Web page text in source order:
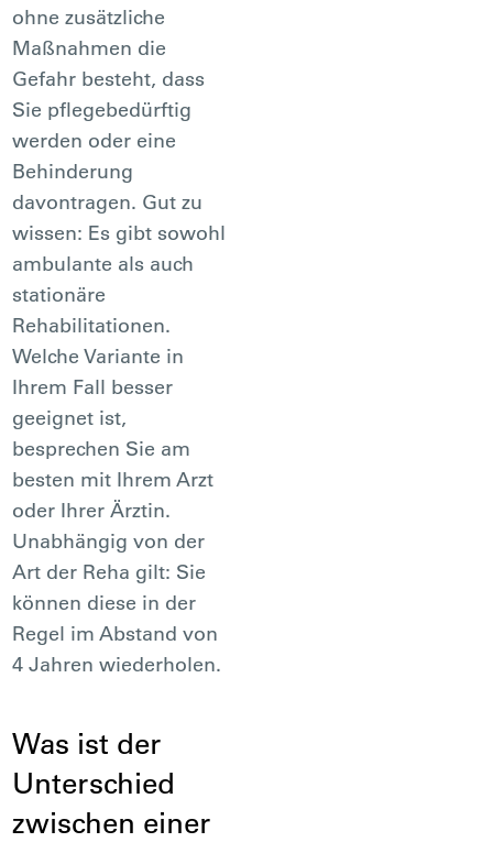
ohne zusätzliche
Maßnahmen die
Gefahr besteht, dass
Sie pflegebedürftig
werden oder eine
Behinderung
davontragen. Gut zu
wissen: Es gibt sowohl
ambulante als auch
stationäre
Rehabilitationen.
Welche Variante in
Ihrem Fall besser
geeignet ist,
besprechen Sie am
besten mit Ihrem Arzt
oder Ihrer Ärztin.
Unabhängig von der
Art der Reha gilt: Sie
können diese in der
Regel im Abstand von
4 Jahren wiederholen.
Was ist der
Unterschied
zwischen einer